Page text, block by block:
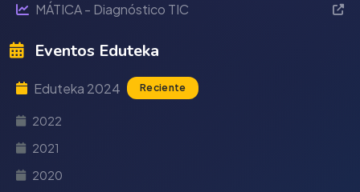
MÁTICA - Diagnóstico TIC
Eventos Eduteka
Eduteka 2024 Reciente
2022
2021
2020